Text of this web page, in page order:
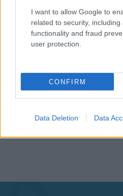
I want to allow Google to
related to security, including
functionality and fraud
user protection.
CONFIRM
Data Deletion Data